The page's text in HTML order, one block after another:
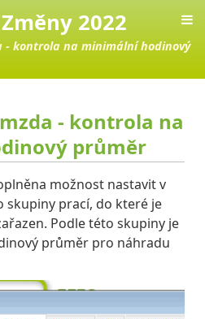
2022
- kontrola na minimální hodinový
- kontrola na
průměr
možnost nastavit v
skupiny prací, do které je
Podle této skupiny je
průměr pro náhradu